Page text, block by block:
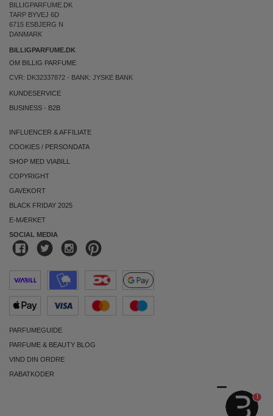
BILLIGPARFUME.DK
TARP BYVEJ 6D
6715 ESBJERG N
DANMARK
BILLIGPARFUME.DK
OM BILLIG PARFUME
CVR: DK32337872 - BANK: JYSKE BANK
KUNDESERVICE
BUSINESS - B2B
INFLUENCER & AFFILIATE
COOKIES / PERSONDATA
SHOP MED VIABILL
COPYRIGHT
GAVEKORT
BLACK FRIDAY 2025
E-MÆRKET
SOCIAL MEDIA
PARFUMEGUIDE
PARFUME & BEAUTY BLOG
VIND DIN ORDRE
RABATKODER
1